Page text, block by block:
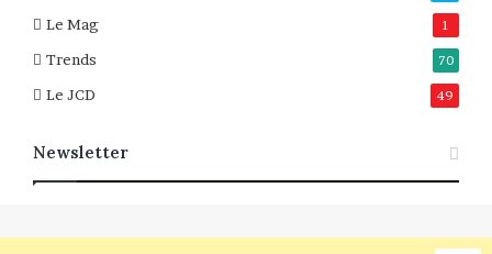
Le Mag 1
Trends 70
Le JCD 49
Newsletter